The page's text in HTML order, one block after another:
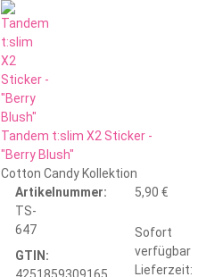
Tandem t:slim X2 Sticker -
"Berry Blush"
Cotton Candy Kollektion
Artikelnummer:
TS-
647
GTIN:
4251859309165
5,90 €
Sofort
verfügbar
Lieferzeit: